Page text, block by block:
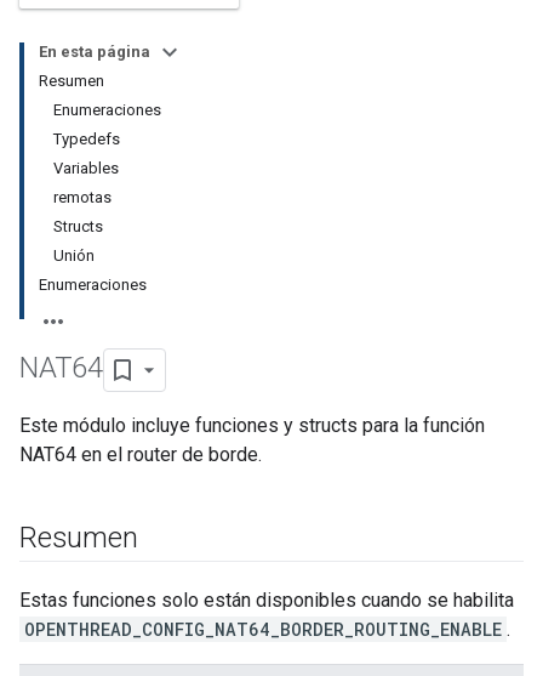
En esta página
Resumen
Enumeraciones
Typedefs
Variables
remotas
Structs
Unión
Enumeraciones
NAT64
Este módulo incluye funciones y structs para la función
NAT64 en el router de borde.
Resumen
Estas funciones solo están disponibles cuando se habilita
OPENTHREAD_CONFIG_NAT64_BORDER_ROUTING_ENABLE .